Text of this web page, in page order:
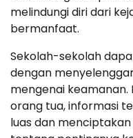
melindungi diri dari
bermanfaat.
Sekolah-sekolah
dengan
mengenai
orang tua, informasi
luas dan